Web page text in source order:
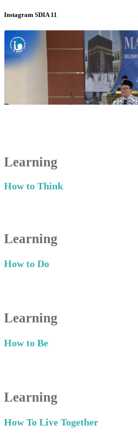
Instagram SDIA 11
Learning
How to Think
Learning
How to Do
Learning
How to Be
Learning
How To Live Together